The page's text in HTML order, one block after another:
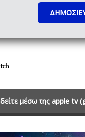
δείτε μέσω της apple tv